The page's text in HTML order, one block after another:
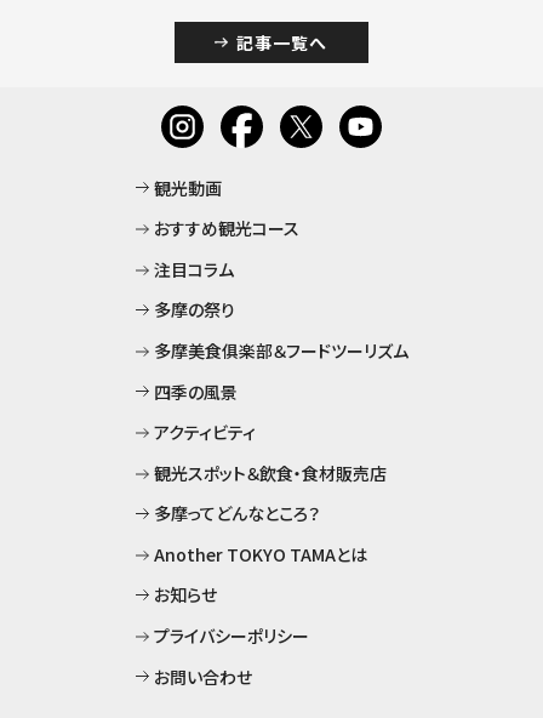
記事一覧へ
観光動画
おすすめ観光コース
注目コラム
多摩の祭り
多摩美食俱楽部＆フードツーリズム
四季の風景
アクティビティ
観光スポット＆飲食・食材販売店
多摩ってどんなところ？
Another TOKYO TAMAとは
お知らせ
プライバシーポリシー
お問い合わせ